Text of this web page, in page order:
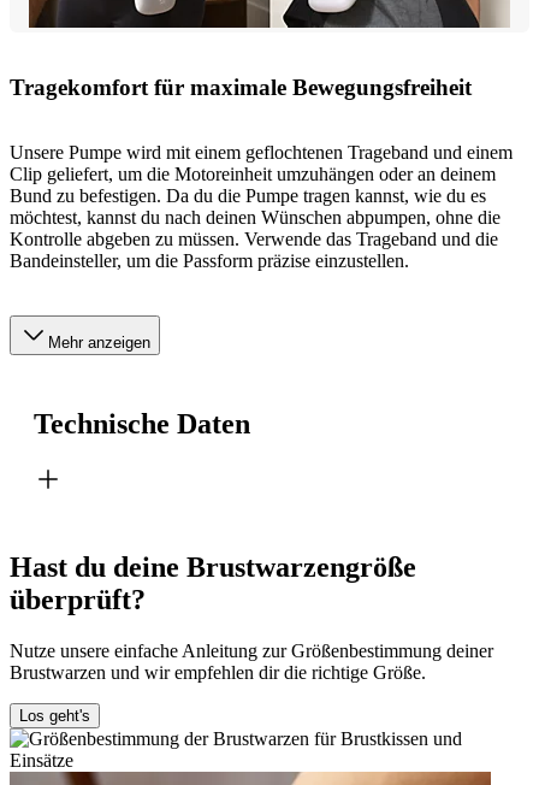
Tragekomfort für maximale Bewegungsfreiheit
Unsere Pumpe wird mit einem geflochtenen Trageband und einem
Clip geliefert, um die Motoreinheit umzuhängen oder an deinem
Bund zu befestigen. Da du die Pumpe tragen kannst, wie du es
möchtest, kannst du nach deinen Wünschen abpumpen, ohne die
Kontrolle abgeben zu müssen. Verwende das Trageband und die
Bandeinsteller, um die Passform präzise einzustellen.
Mehr anzeigen
Technische Daten
Hast du deine Brustwarzengröße
überprüft?
Nutze unsere einfache Anleitung zur Größenbestimmung deiner
Brustwarzen und wir empfehlen dir die richtige Größe.
Los geht's